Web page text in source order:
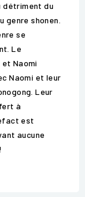
détriment du
genre shonen.
se
Le
Naomi
Naomi et leur
Leur
à
est
aucune